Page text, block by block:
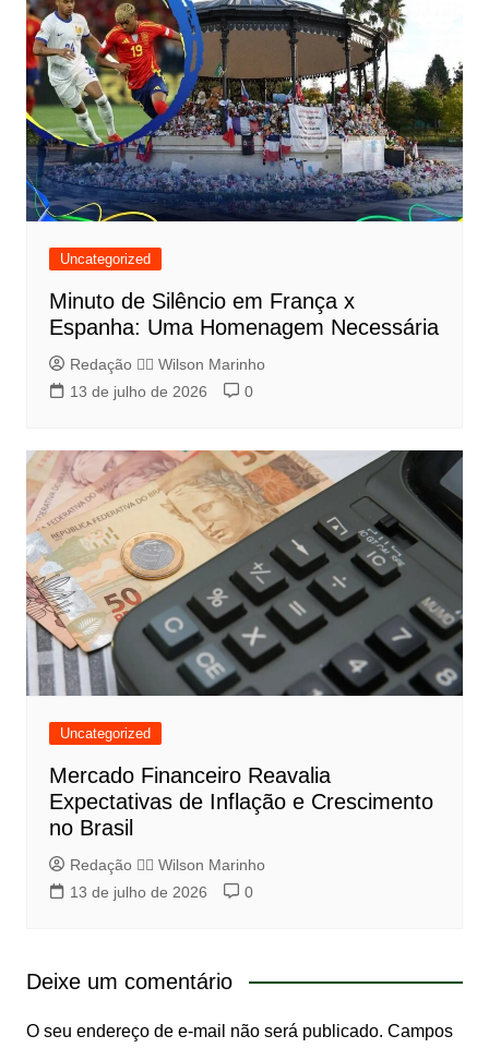
Uncategorized
Minuto de Silêncio em França x
Espanha: Uma Homenagem Necessária
Redação 👨‍⚖️​ Wilson Marinho
13 de julho de 2026
0
Uncategorized
Mercado Financeiro Reavalia
Expectativas de Inflação e Crescimento
no Brasil
Redação 👨‍⚖️​ Wilson Marinho
13 de julho de 2026
0
Deixe um comentário
O seu endereço de e-mail não será publicado. Campos